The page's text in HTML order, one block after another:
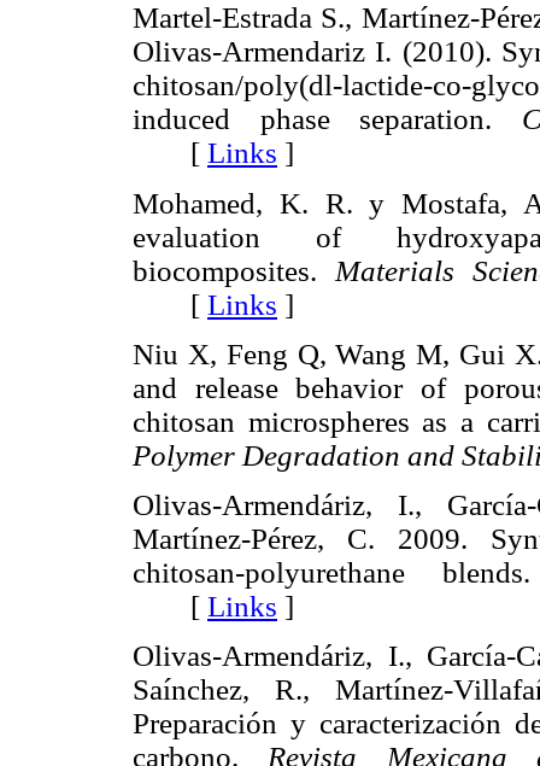
Martel-Estrada S., Martínez-
Olivas-Armendariz I. (2010).
chitosan/poly(dl-lactide-co-
induced phase separation.
[ Links ]
Mohamed, K. R. y Mostafa,
evaluation of
biocomposites. Materials
[ Links ]
Niu X, Feng Q, Wang M, Gui
and release behavior of
chitosan microspheres as a
Polymer Degradation and
Olivas-Armendáriz, I.,
Martínez-Pérez, C. 2009.
chitosan-polyurethane
[ Links ]
Olivas-Armendáriz, I., García-
Saínchez, R., Martínez-
Preparación y caracterización
carbono. Revista